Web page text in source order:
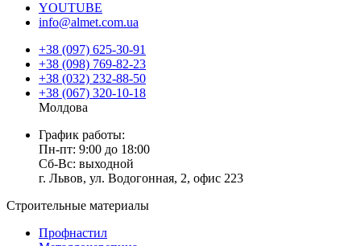
YOUTUBE
info@almet.com.ua
+38 (097) 625-30-91
+38 (098) 769-82-23
+38 (032) 232-88-50
+38 (067) 320-10-18
Молдова
График работы:
Пн-пт: 9:00 до 18:00
Сб-Вс: выходной
г. Львов, ул. Водогонная, 2, офис 223
Строительные материалы
Профнастил